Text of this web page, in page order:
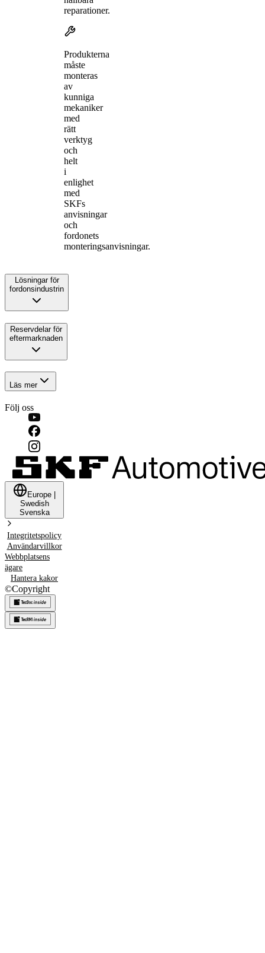
reparationer.
Produkterna
måste
monteras
av
kunniga
mekaniker
med
rätt
verktyg
och
helt
i
enlighet
med
SKFs
anvisningar
och
fordonets
monteringsanvisningar.
Lösningar för
fordonsindustrin
Reservdelar för
eftermarknaden
Läs mer
Följ oss
Europe
Swedish
Svenska
Integritetspolicy
Användarvillkor
Webbplatsens
ägare
Hantera kakor
©Copyright